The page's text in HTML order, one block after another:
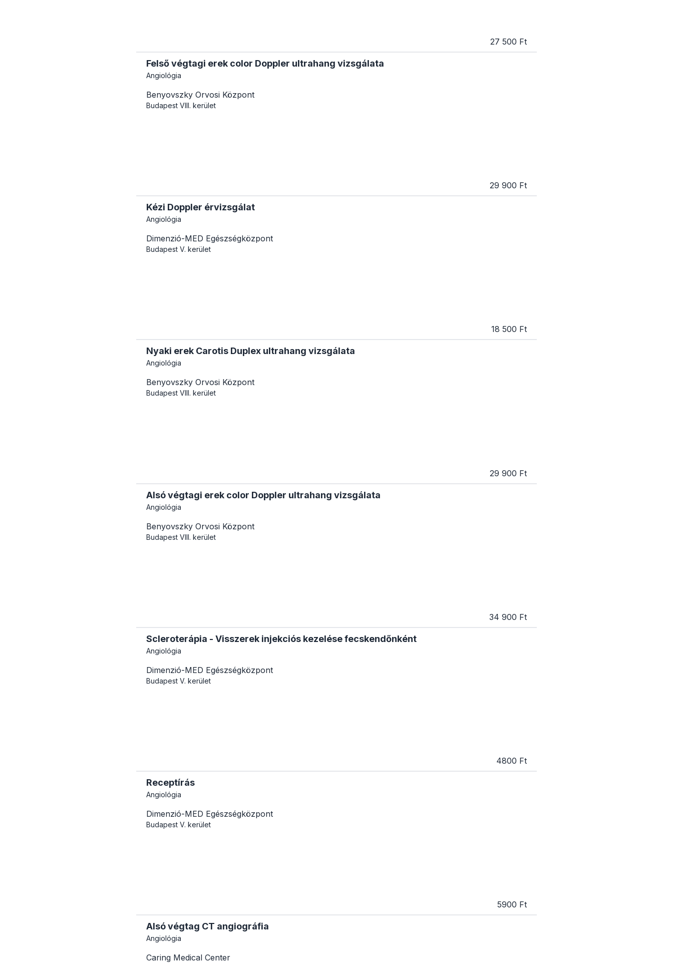
27 500 Ft
Felső végtagi erek color Doppler ultrahang vizsgálata
Angiológia
Benyovszky Orvosi Központ
Budapest VIII. kerület
29 900 Ft
Kézi Doppler érvizsgálat
Angiológia
Dimenzió-MED Egészségközpont
Budapest V. kerület
18 500 Ft
Nyaki erek Carotis Duplex ultrahang vizsgálata
Angiológia
Benyovszky Orvosi Központ
Budapest VIII. kerület
29 900 Ft
Alsó végtagi erek color Doppler ultrahang vizsgálata
Angiológia
Benyovszky Orvosi Központ
Budapest VIII. kerület
34 900 Ft
Scleroterápia - Visszerek injekciós kezelése fecskendőnként
Angiológia
Dimenzió-MED Egészségközpont
Budapest V. kerület
4800 Ft
Receptírás
Angiológia
Dimenzió-MED Egészségközpont
Budapest V. kerület
5900 Ft
Alsó végtag CT angiográfia
Angiológia
Caring Medical Center